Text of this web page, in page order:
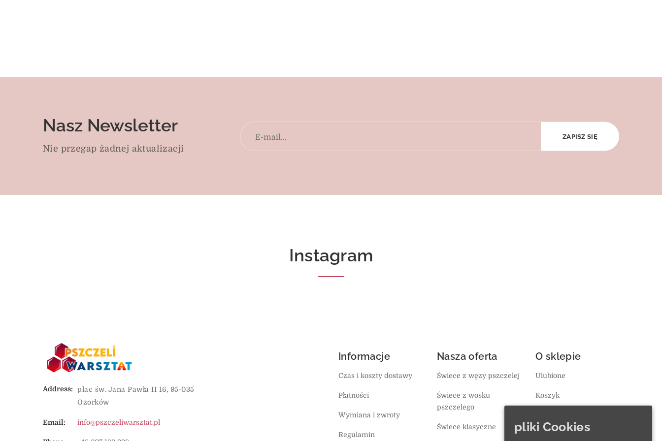
Nasz Newsletter
Nie przegap żadnej aktualizacji
Instagram
Address:
plac św. Jana Pawła II 16, 95-035
Ozorków
Email: info@pszczeliwarsztat.pl
Informacje
Czas i koszty dostawy
Płatności
Wymiana i zwroty
Regulamin
Nasza oferta
Świece z węzy pszczelej
Świece z wosku
pszczelego
Świece klasyczne
O sklepie
Ulubione
Koszyk
pliki Cookies